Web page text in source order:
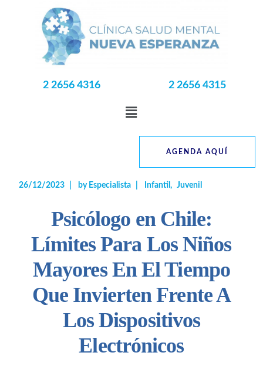
2 2656 4316 2 2656 4315
AGENDA AQUÍ
26/12/2023 by Especialista Infantil Juvenil
Psicólogo en Chile:
Límites Para Los Niños
Mayores En El Tiempo
Que Invierten Frente A
Los Dispositivos
Electrónicos